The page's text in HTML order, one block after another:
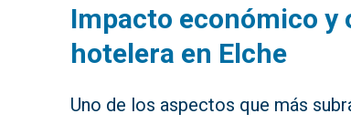
Impacto económico y
hotelera en Elche
Uno de los aspectos que más